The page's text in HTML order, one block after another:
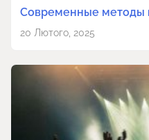
Современные методы
20 Лютого, 2025